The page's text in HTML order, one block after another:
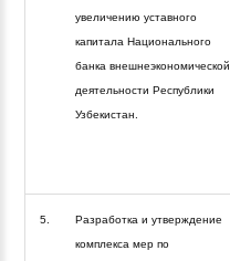
увеличению уставного
капитала Национального
банка внешнеэкономической
деятельности Республики
Узбекистан.
5.
Разработка и утверждение
комплекса мер по